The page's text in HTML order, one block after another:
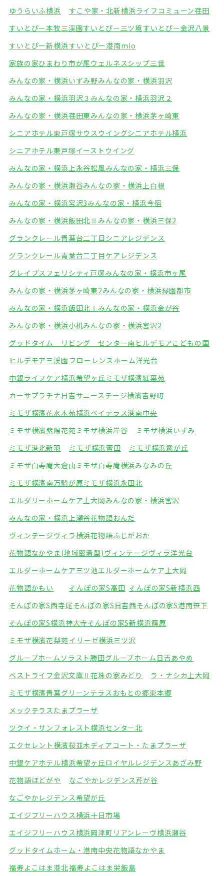
ゆうらいふ横浜
すこや家・北新横浜ライフコミューン荏田
すいとぴー本牧三渓園すいとぴー三ツ境すいとぴー金沢八景
すいとぴー新横浜すいとぴー港南mio
家族の家ひまわり市が尾 ウェルネスシップ三世
みんなの家・横浜いずみ野みんなの家・横浜羽沢
みんなの家・横浜羽沢３ みんなの家・横浜羽沢２
みんなの家・横浜荏田東みんなの家・横浜茅ヶ崎東
シニアホテル東戸塚サウスウイングシニアホテル横浜
シニアホテル東戸塚イーストウイング
みんなの家・横浜上永谷松風みんなの家・横浜三保
みんなの家・横浜瀬谷みんなの家・横浜上白根
みんなの家・横浜宮沢3みんなの家・横浜今宿
みんなの家・横浜飯田北Ⅱ みんなの家・横浜三保2
グランクレール青葉台二丁目シニアレジデンス
グランクレール青葉台二丁目ケアレジデンス
グレイプスフェリシティ戸塚みんなの家・横浜市ヶ尾
みんなの家・横浜茅ヶ崎東2みんなの家・横浜緑園都市
みんなの家・横浜飯田北Ⅰ みんなの家・横浜金が谷
みんなの家・横浜小机みんなの家・横浜宮沢2
グッドタイム リビング センター南 ヒルデモアこどもの国
ヒルデモア三渓園 フローレンスホーム洋光台
中銀ライフケア横浜希望ヶ丘ミモザ横濱紅葉苑
カーサプラチナ日吉サニーステージ横濱吉野町
ミモザ横濱花水木苑横浜ベイテラス港南中央
ミモザ横濱紫陽花苑ミモザ横浜岸谷
ミモザ横浜いずみ
ミモザ港北新羽
ミモザ横浜菅田
ミモザ横浜霧が丘
ミモザ白寿庵大倉山 ミモザ白寿庵横浜みなみの丘
ミモザ横濱南万騎が原ミモザ横浜永田北
エルダリーホームケア上大岡みんなの家・横浜宮沢
みんなの家・横浜上瀬谷花物語おんだ
ヴィンテージヴィラ横浜花物語ふじがおか
花物語なかやま(地域密着型)ヴィンテージヴィラ洋光台
エルダーホームケア三ツ池エルダーホームケア上大岡
花物語かもい
そんぽの家S高田 そんぽの家S新横浜西
そんぽの家S西寺尾そんぽの家S日吉西そんぽの家S港南笹下
そんぽの家S横浜神大寺そんぽの家S新横浜篠原
ミモザ横濱花梨苑イリーゼ横浜三ツ沢
グループホームソラスト勝田グループホーム日吉あやめ
ベストライフ金沢文庫Ⅱ花珠の家みどり
ラ・ナシカ上大岡
ミモザ横濱青葉グリーンテラス おもとの郷東本郷
メックテラスたまプラーザ
ツクイ・サンフォレスト横浜センター北
エクセレント横濱桜並木ディアコート・たまプラーザ
中銀ケアホテル横浜希望ヶ丘ロイヤルレジデンスあざみ野
花物語ほどがや
なごやかレジデンス芹が谷
なごやかレジデンス希望が丘
エイジフリーハウス横浜十日市場
エイジフリーハウス横浜岡津町 リアンレーヴ横浜瀬谷
グッドタイムホーム・港南中央花物語なかやま
福寿よこはま港北福寿よこはま栄飯島